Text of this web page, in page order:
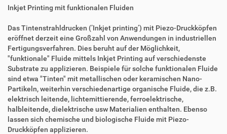
e
t
z
u
g
r
i
f
f
i
e
l
a
k
t
i
o
n
e
n
Inkjet Printing mit funktionalen Fluiden
Das Tintenstrahldrucken (’Inkjet printing’) mit Piezo-Druckköpfen
eröffnet derzeit eine Großzahl von Anwendungen in industriellen
Fertigungsverfahren. Dies beruht auf der Möglichkeit,
"funktionale" Fluide mittels Inkjet Printing auf verschiedenste
Substrate zu applizieren. Beispiele für solche funktionalen Fluide
sind etwa "Tinten" mit metallischen oder keramischen Nano-
Partikeln, weiterhin verschiedenartige organische Fluide, die z.B.
elektrisch leitende, lichtemittierende, ferroelektrische,
halbleitende, dielektrische usw Materialien enthalten. Ebenso
lassen sich chemische und biologische Fluide mit Piezo-
Druckköpfen applizieren.